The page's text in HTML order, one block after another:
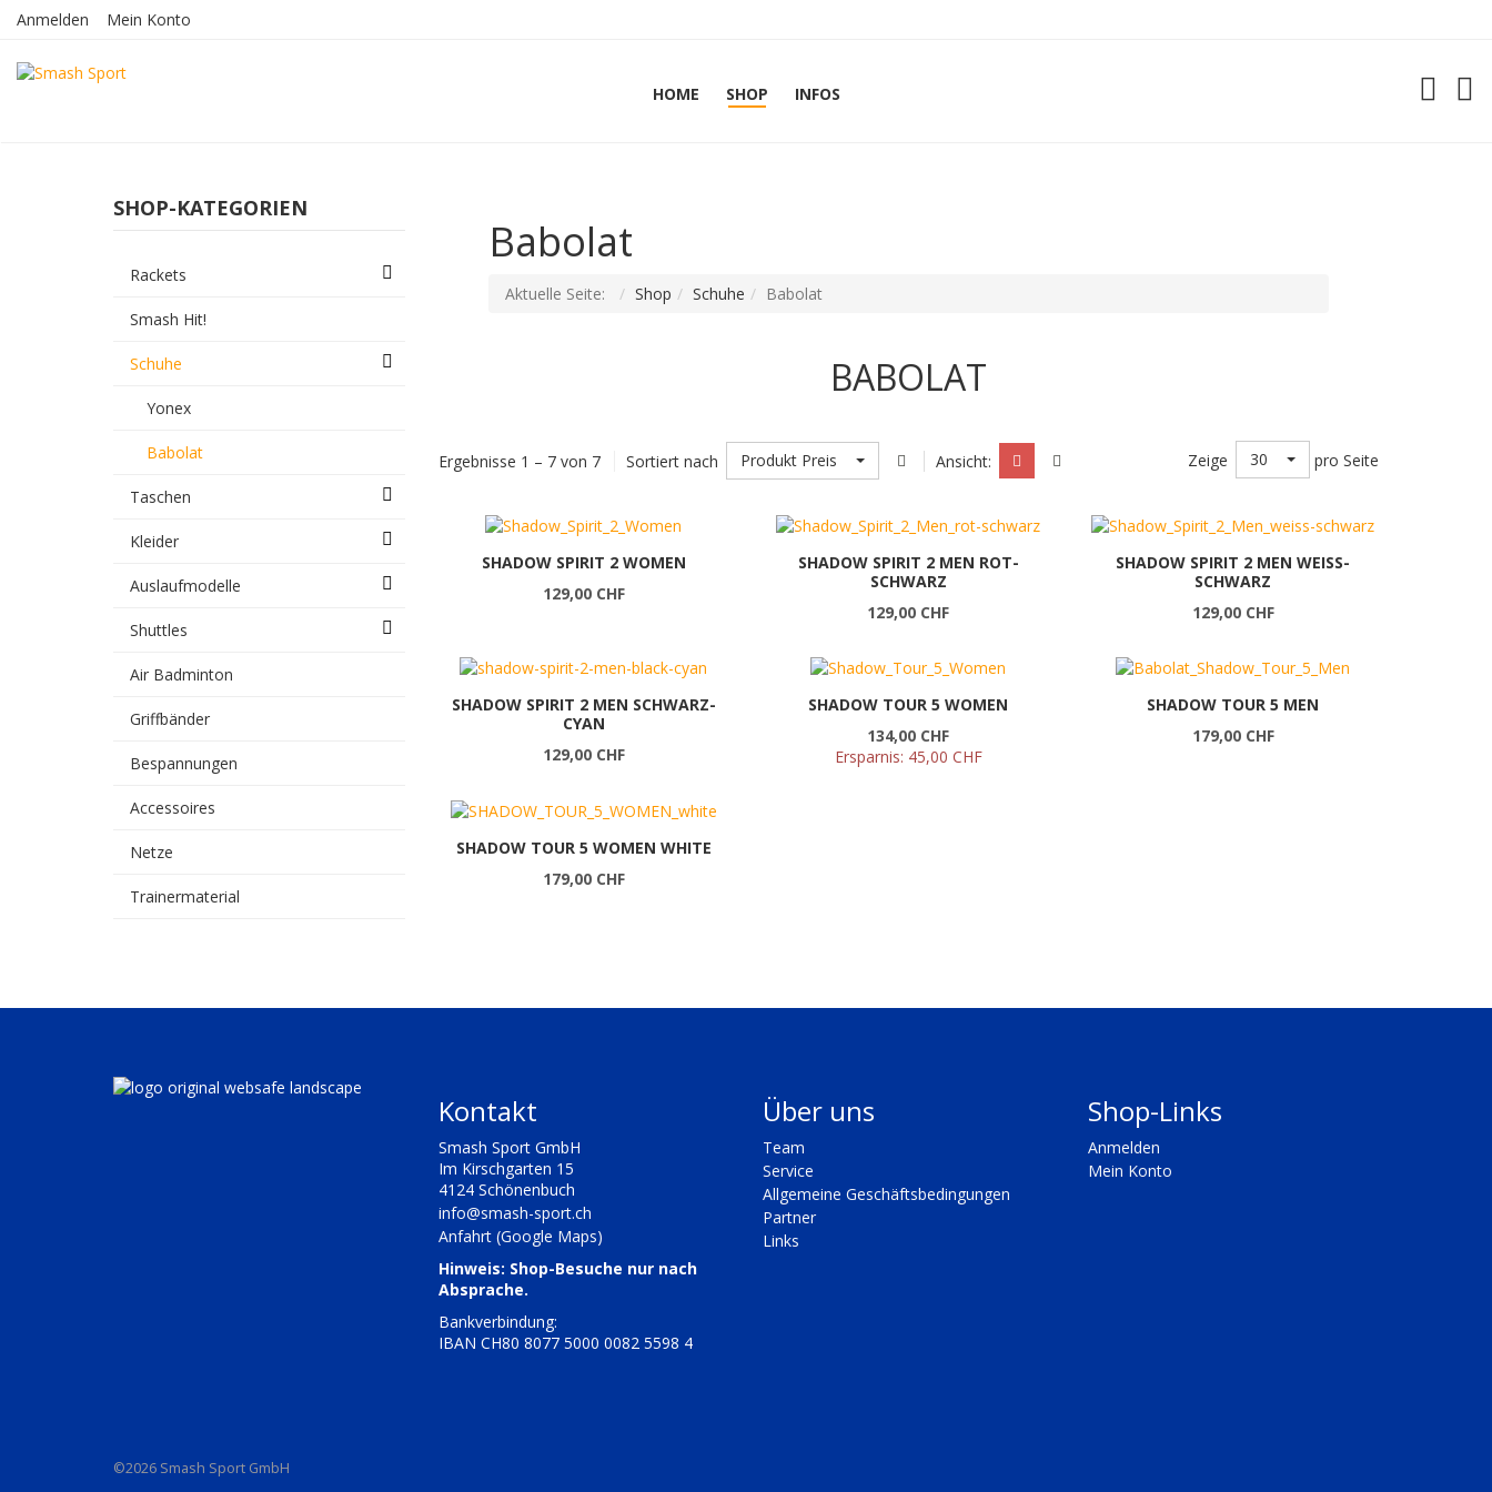
Anmelden Mein Konto
HOME SHOP INFOS
Babolat
Aktuelle Seite: Shop Schuhe Babolat
BABOLAT
Ergebnisse 1 – 7 von 7 Sortiert nach Produkt Preis Ansicht: Zeige 30 pro Seite
SHADOW SPIRIT 2 WOMEN
129,00 CHF
SHADOW SPIRIT 2 MEN ROT-
SCHWARZ
129,00 CHF
SHADOW SPIRIT 2 MEN WEISS-
SCHWARZ
129,00 CHF
SHADOW SPIRIT 2 MEN SCHWARZ-
CYAN
129,00 CHF
SHADOW TOUR 5 WOMEN
134,00 CHF
Ersparnis: 45,00 CHF
SHADOW TOUR 5 MEN
179,00 CHF
SHADOW TOUR 5 WOMEN WHITE
179,00 CHF
SHOP-KATEGORIEN
Rackets
Smash Hit!
Schuhe
Yonex
Babolat
Taschen
Kleider
Auslaufmodelle
Shuttles
Air Badminton
Griffbänder
Bespannungen
Accessoires
Netze
Trainermaterial
Kontakt
Smash Sport GmbH
Im Kirschgarten 15
4124 Schönenbuch
info@smash-sport.ch
Anfahrt (Google Maps)
Hinweis: Shop-Besuche nur nach
Absprache.
Bankverbindung:
IBAN CH80 8077 5000 0082 5598 4
Über uns
Team
Service
Allgemeine Geschäftsbedingungen
Partner
Links
Shop-Links
Anmelden
Mein Konto
©2026 Smash Sport GmbH